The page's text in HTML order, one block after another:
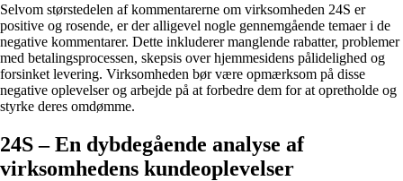
Selvom størstedelen af kommentarerne om virksomheden 24S er
positive og rosende, er der alligevel nogle gennemgående temaer i de
negative kommentarer. Dette inkluderer manglende rabatter, problemer
med betalingsprocessen, skepsis over hjemmesidens pålidelighed og
forsinket levering. Virksomheden bør være opmærksom på disse
negative oplevelser og arbejde på at forbedre dem for at opretholde og
styrke deres omdømme.
24S – En dybdegående analyse af
virksomhedens kundeoplevelser